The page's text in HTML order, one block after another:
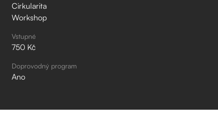
Cirkularita
Workshop
Vstupné
750 Kč
Doprovodný program
Ano